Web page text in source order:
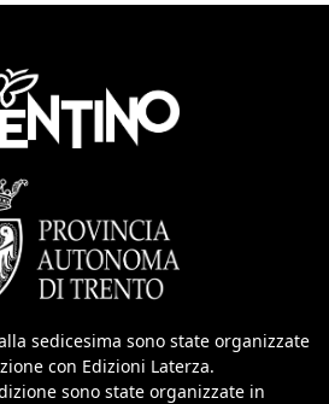
sedicesima sono state organizzate
con Edizioni Laterza.
sono state organizzate in